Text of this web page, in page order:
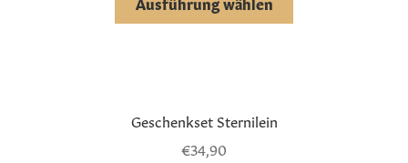
Geschenkset Sternilein
€34,90